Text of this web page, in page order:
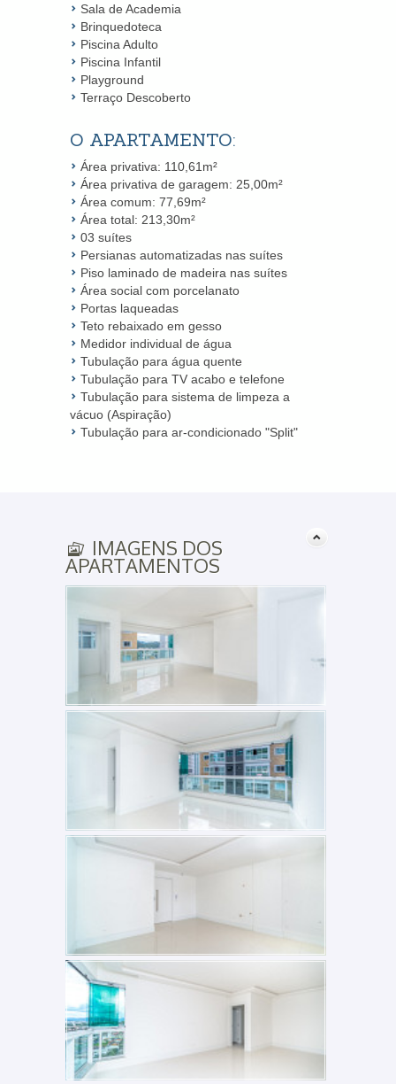
Sala de Academia
Brinquedoteca
Piscina Adulto
Piscina Infantil
Playground
Terraço Descoberto
O APARTAMENTO:
Área privativa: 110,61m²
Área privativa de garagem: 25,00m²
Área comum: 77,69m²
Área total: 213,30m²
03 suítes
Persianas automatizadas nas suítes
Piso laminado de madeira nas suítes
Área social com porcelanato
Portas laqueadas
Teto rebaixado em gesso
Medidor individual de água
Tubulação para água quente
Tubulação para TV acabo e telefone
Tubulação para sistema de limpeza a
vácuo (Aspiração)
Tubulação para ar-condicionado "Split"
IMAGENS DOS
APARTAMENTOS